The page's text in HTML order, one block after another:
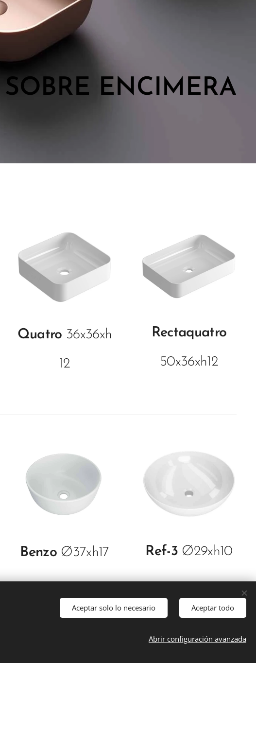
SOBRE ENCIMERA
Quatro 36x36xh
12
Rectaquatro
50x36xh12
Benzo Ø37xh17 Ref-3 Ø29xh10
Aceptar solo lo necesario Aceptar todo
Abrir configuración avanzada